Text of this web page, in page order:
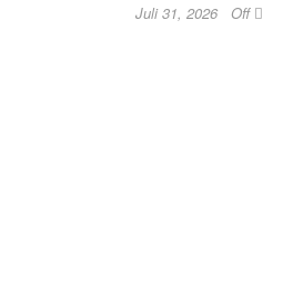
Juli 31, 2026 Off